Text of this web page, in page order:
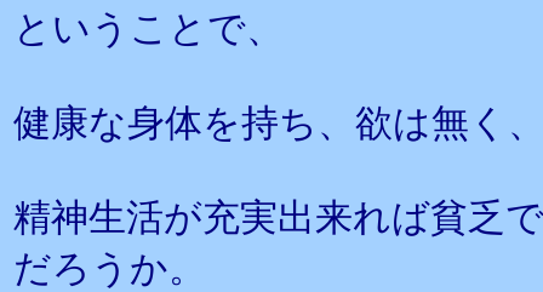
ということで、
健康な身体を持ち、欲は無く
精神生活が充実出来れば貧乏
だろうか。